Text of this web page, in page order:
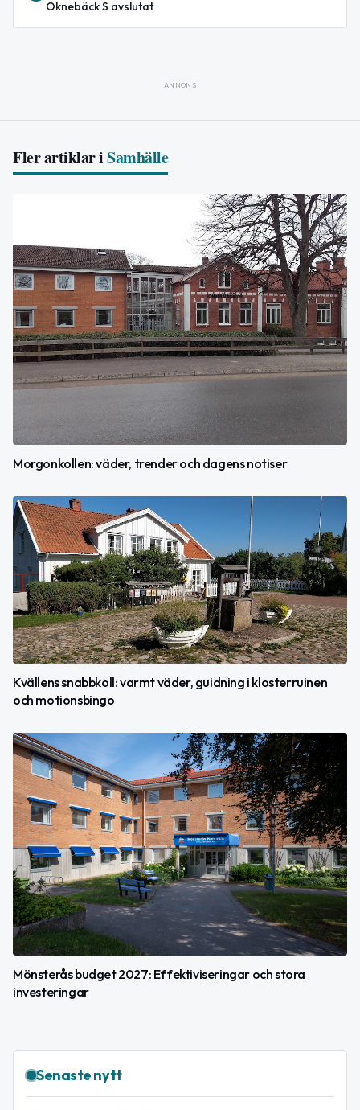
Oknebäck S avslutat
ANNONS
Fler artiklar iSamhälle
Morgonkollen: väder, trender och dagens notiser
Kvällens snabbkoll: varmt väder, guidning i klosterruinen
och motionsbingo
Mönsterås budget 2027: Effektiviseringar och stora
investeringar
Senaste nytt